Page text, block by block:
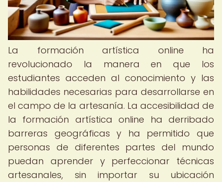
La formación artística online ha
revolucionado la manera en que los
estudiantes acceden al conocimiento y las
habilidades necesarias para desarrollarse en
el campo de la artesanía. La accesibilidad de
la formación artística online ha derribado
barreras geográficas y ha permitido que
personas de diferentes partes del mundo
puedan aprender y perfeccionar técnicas
artesanales, sin importar su ubicación